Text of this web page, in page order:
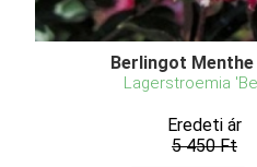
Berlingot
Lagerstroemia
Eredeti ár
5 450 Ft